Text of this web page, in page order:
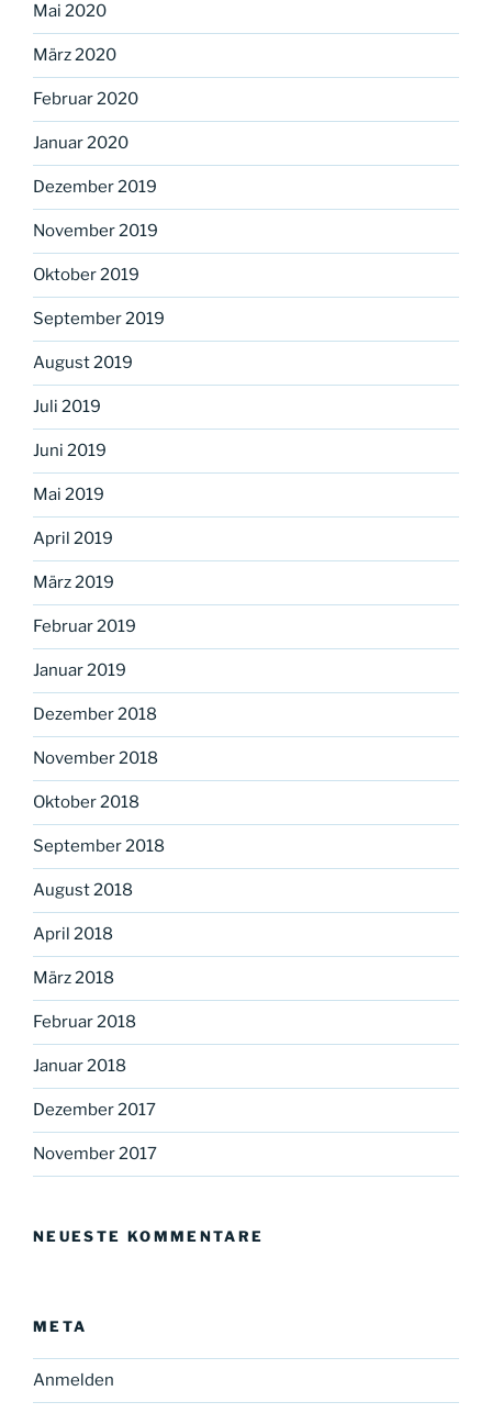
Mai 2020
März 2020
Februar 2020
Januar 2020
Dezember 2019
November 2019
Oktober 2019
September 2019
August 2019
Juli 2019
Juni 2019
Mai 2019
April 2019
März 2019
Februar 2019
Januar 2019
Dezember 2018
November 2018
Oktober 2018
September 2018
August 2018
April 2018
März 2018
Februar 2018
Januar 2018
Dezember 2017
November 2017
NEUESTE KOMMENTARE
META
Anmelden